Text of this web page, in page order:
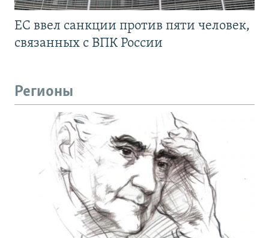
ЕС ввел санкции против пяти человек,
связанных с ВПК России
Регионы